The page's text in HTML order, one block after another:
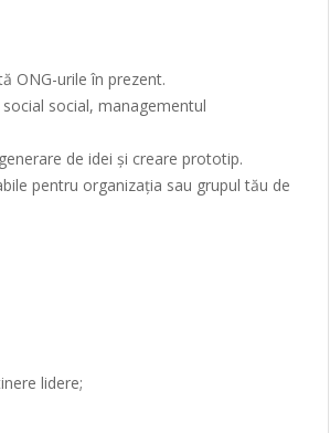
ONG-urile în prezent.
social, managementul
de idei și creare prototip.
pentru organizația sau grupul tău de
lidere;